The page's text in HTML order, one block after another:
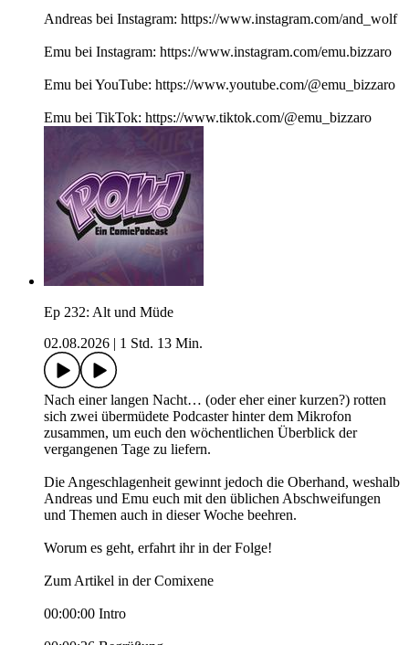
Andreas bei Instagram: https://www.instagram.com/and_wolf
Emu bei Instagram: https://www.instagram.com/emu.bizzaro
Emu bei YouTube: https://www.youtube.com/@emu_bizzaro
Emu bei TikTok: https://www.tiktok.com/@emu_bizzaro
Ep 232: Alt und Müde
02.08.2026
1 Std. 13 Min.
Nach einer langen Nacht… (oder eher einer kurzen?) rotten
sich zwei übermüdete Podcaster hinter dem Mikrofon
zusammen, um euch den wöchentlichen Überblick der
vergangenen Tage zu liefern.
Die Angeschlagenheit gewinnt jedoch die Oberhand, weshalb
Andreas und Emu euch mit den üblichen Abschweifungen
und Themen auch in dieser Woche beehren.
Worum es geht, erfahrt ihr in der Folge!
Zum Artikel in der Comixene
00:00:00 Intro